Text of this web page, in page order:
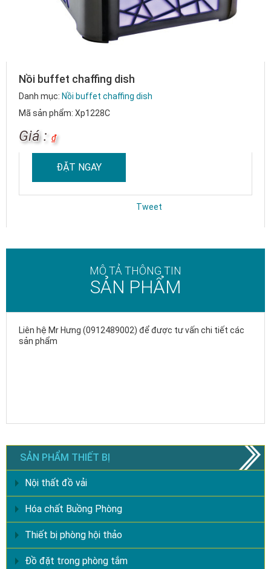
Nồi buffet chaffing dish
Danh mục: Nồi buffet chaffing dish
Mã sản phẩm: Xp1228C
Giá : ₫
ĐẶT NGAY
Tweet
MÔ TẢ THÔNG TIN
SẢN PHẨM
Liên hệ Mr Hưng (0912489002) để được tư vấn chi tiết các
sản phẩm
SẢN PHẨM THIẾT BỊ
Nội thất đồ vải
Hóa chất Buồng Phòng
Thiết bị phòng hội thảo
Đồ đặt trong phòng tắm